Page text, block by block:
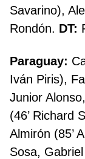
Savarino),
Rondón. DT:
Paraguay:
Iván Piris),
Junior
(46’ Richard
Almirón (85’
Sosa,